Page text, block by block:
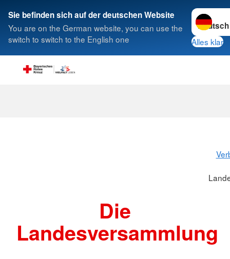
Sie befinden sich auf der deutschen Website
You are on the German website, you can use the
switch to switch to the English one
Sprache
Alles klar
Suche
Die
Landesversammlung